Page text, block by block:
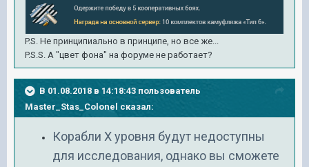
P.S. Не принципиально в принципе, но все же...
P.S.S. А "цвет фона" на форуме не работает?
В 01.08.2018 в 14:18:43 пользователь
Master_Stas_Colonel сказал:
Корабли X уровня будут недоступны
для исследования, однако вы сможете